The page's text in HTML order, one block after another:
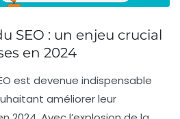
SEO : un enjeu crucial
en 2024
est devenue indispensable
améliorer leur